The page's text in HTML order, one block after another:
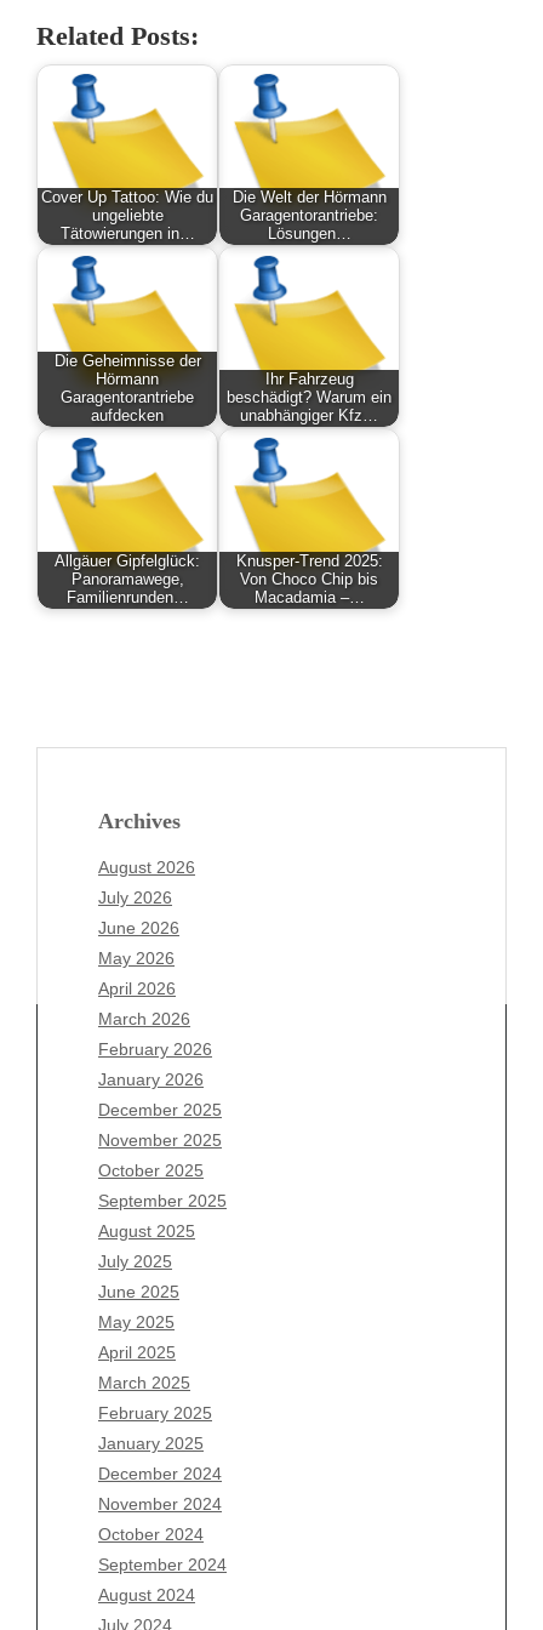
Related Posts:
Cover Up Tattoo: Wie du
ungeliebte
Tätowierungen in…
Die Welt der Hörmann
Garagentorantriebe:
Lösungen…
Die Geheimnisse der
Hörmann
Garagentorantriebe
aufdecken
Ihr Fahrzeug
beschädigt? Warum ein
unabhängiger Kfz…
Allgäuer Gipfelglück:
Panoramawege,
Familienrunden…
Knusper-Trend 2025:
Von Choco Chip bis
Macadamia –…
Archives
August 2026
July 2026
June 2026
May 2026
April 2026
March 2026
February 2026
January 2026
December 2025
November 2025
October 2025
September 2025
August 2025
July 2025
June 2025
May 2025
April 2025
March 2025
February 2025
January 2025
December 2024
November 2024
October 2024
September 2024
August 2024
July 2024
Archives
August 2026
July 2026
June 2026
May 2026
April 2026
March 2026
February 2026
January 2026
December 2025
November 2025
October 2025
September 2025
August 2025
July 2025
June 2025
May 2025